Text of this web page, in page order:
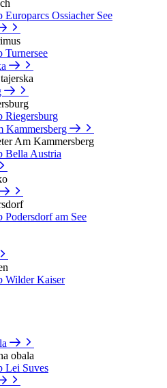
Europarcs Ossiacher See
Turnersee
Riegersburg
Kammersberg
Am Kammersberg
Bella Austria
Podersdorf am See
Wilder Kaiser
obala
Lei Suves